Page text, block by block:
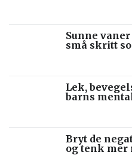
Sunne
små skritt
Lek,
barns
Bryt de
og tenk mer